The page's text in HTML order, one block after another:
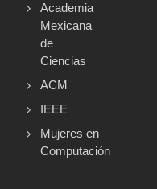
Academia
Mexicana
de
Ciencias
ACM
IEEE
Mujeres en
Computación